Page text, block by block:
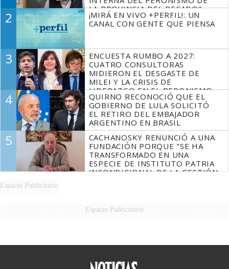
LA PROVINCIA DEL PECADO"
2
¡MIRÁ EN VIVO +PERFIL!: UN
CANAL CON GENTE QUE PIENSA
3
ENCUESTA RUMBO A 2027:
CUATRO CONSULTORAS
MIDIERON EL DESGASTE DE
MILEI Y LA CRISIS DE
LIDERAZGO EN EL PERONISMO
4
QUIRNO RECONOCIÓ QUE EL
GOBIERNO DE LULA SOLICITÓ
EL RETIRO DEL EMBAJADOR
ARGENTINO EN BRASIL
5
CACHANOSKY RENUNCIÓ A UNA
FUNDACIÓN PORQUE "SE HA
TRANSFORMADO EN UNA
ESPECIE DE INSTITUTO PATRIA
INCONDICIONAL DE LA GESTIÓN
Espacio Publicitario
Espacio Publicitario